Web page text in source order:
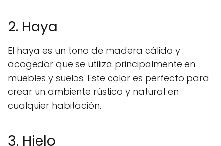
2. Haya
El haya es un tono de madera cálido y
acogedor que se utiliza principalmente en
muebles y suelos. Este color es perfecto para
crear un ambiente rústico y natural en
cualquier habitación.
3. Hielo